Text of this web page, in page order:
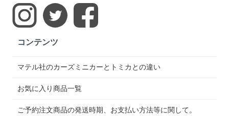
コンテンツ
マテル社のカーズミニカーとトミカとの違い
お気に入り商品一覧
ご予約注文商品の発送時期、お支払い方法等に関して。